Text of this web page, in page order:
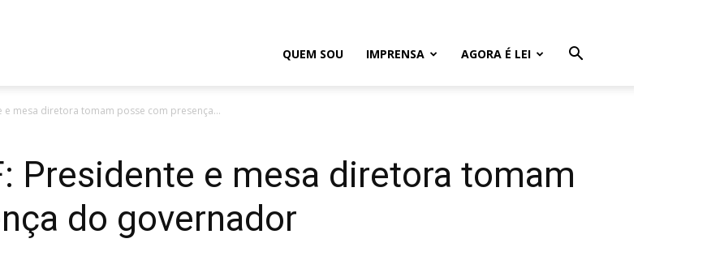
QUEM SOU IMPRENSA AGORA É LEI
e mesa diretora tomam posse com presença...
Presidente e mesa diretora tomam
do governador